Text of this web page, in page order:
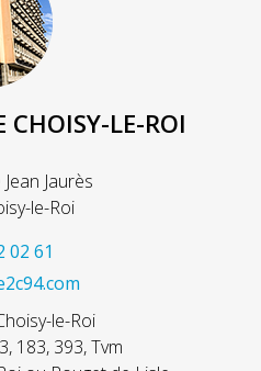
CHOISY-LE-ROI
Jaurès
le-Roi
02 61
le-Roi
183, 393, Tvm